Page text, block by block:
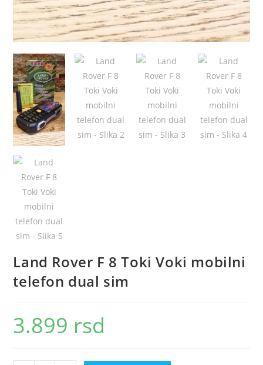
Land Rover F 8 Toki Voki mobilni
telefon dual sim
3.899 rsd